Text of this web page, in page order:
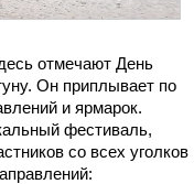
отмечают День
Он приплывает по
и ярмарок.
фестиваль,
со всех уголков